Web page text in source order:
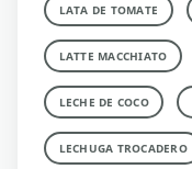
LATA DE TOMATE
LATTE MACCHIATO
LECHE DE COCO
LECHUGA TROCADERO